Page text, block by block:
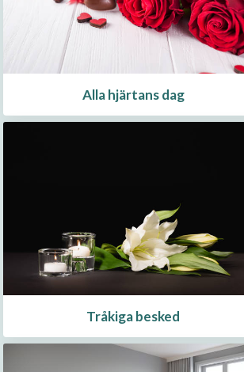
Alla hjärtans dag
Tråkiga besked